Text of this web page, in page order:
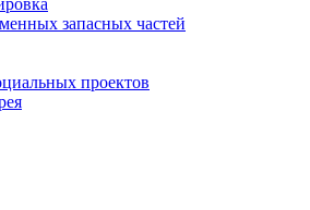
запасных частей
проектов